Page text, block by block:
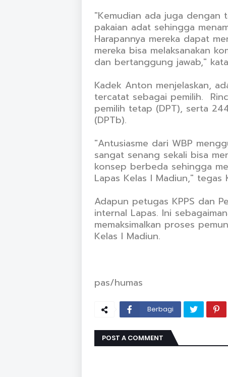
"Kemudian ada juga dengan
pakaian adat sehingga
Harapannya mereka dapat
mereka bisa melaksanakan
dan bertanggung jawab,"
Kadek Anton menjelaskan,
tercatat sebagai pemilih.
pemilih tetap (DPT), serta
(DPTb).
"Antusiasme dari WBP
sangat senang sekali bisa
konsep berbeda sehingga
Lapas Kelas I Madiun," tegas
Adapun petugas KPPS dan
internal Lapas. Ini
memaksimalkan proses
Kelas I Madiun.
pas/humas
Berbagi
POST A COMMENT